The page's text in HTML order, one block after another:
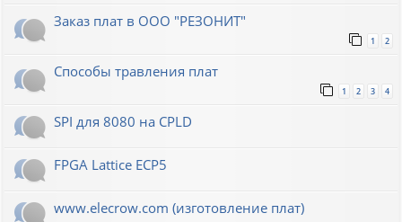
Заказ плат в ООО "РЕЗОНИТ"
1 2
Способы травления плат
1 2 3 4
SPI для 8080 на CPLD
FPGA Lattice ECP5
www.elecrow.com (изготовление плат)